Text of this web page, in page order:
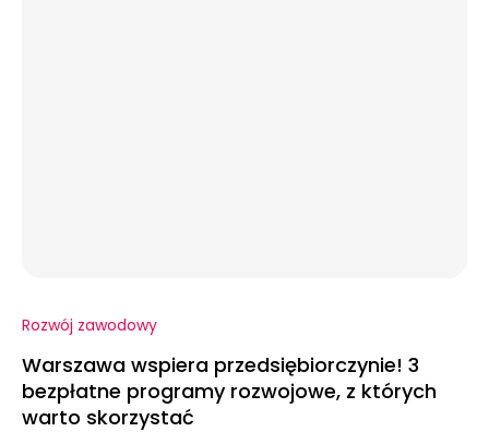
Rozwój zawodowy
Warszawa wspiera przedsiębiorczynie! 3
bezpłatne programy rozwojowe, z których
warto skorzystać